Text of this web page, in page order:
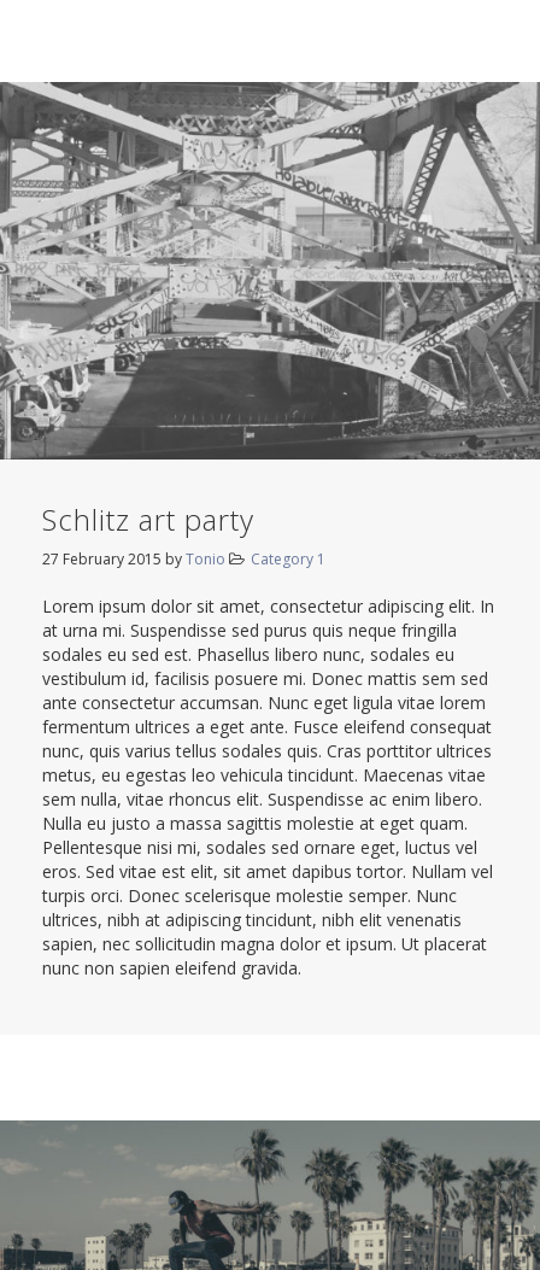
Schlitz art party
27 February 2015 byTonio Category 1
Lorem ipsum dolor sit amet, consectetur adipiscing elit. In
at urna mi. Suspendisse sed purus quis neque fringilla
sodales eu sed est. Phasellus libero nunc, sodales eu
vestibulum id, facilisis posuere mi. Donec mattis sem sed
ante consectetur accumsan. Nunc eget ligula vitae lorem
fermentum ultrices a eget ante. Fusce eleifend consequat
nunc, quis varius tellus sodales quis. Cras porttitor ultrices
metus, eu egestas leo vehicula tincidunt. Maecenas vitae
sem nulla, vitae rhoncus elit. Suspendisse ac enim libero.
Nulla eu justo a massa sagittis molestie at eget quam.
Pellentesque nisi mi, sodales sed ornare eget, luctus vel
eros. Sed vitae est elit, sit amet dapibus tortor. Nullam vel
turpis orci. Donec scelerisque molestie semper. Nunc
ultrices, nibh at adipiscing tincidunt, nibh elit venenatis
sapien, nec sollicitudin magna dolor et ipsum. Ut placerat
nunc non sapien eleifend gravida.